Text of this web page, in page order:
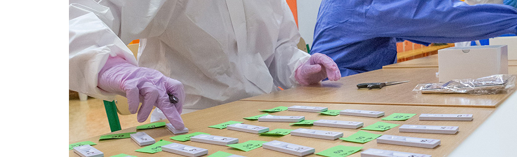
NEWSLETTER
Anmeldung Newsletter
Melde dich kostenlos für unseren Newsletter an und
erhalte einmal pro Woche die neusten Stellenangebote